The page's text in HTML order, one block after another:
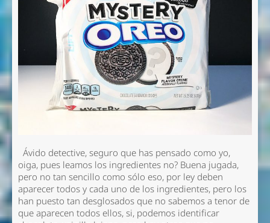
Ávido detective, seguro que has pensado como yo,
oiga, pues leamos los ingredientes no? Buena jugada,
pero no tan sencillo como sólo eso, por ley deben
aparecer todos y cada uno de los ingredientes, pero los
han puesto tan desglosados que no sabemos a tenor de
que aparecen todos ellos, si, podemos identificar